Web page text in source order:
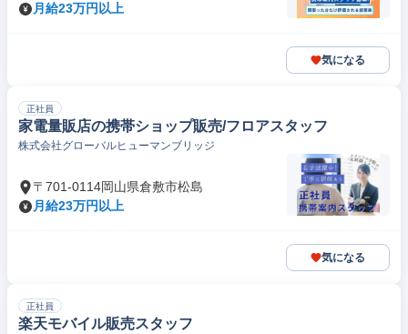
月給23万円以上
気になる
正社員
家電量販店の携帯ショップ販売/フロアスタッフ
株式会社グローバルヒューマンブリッジ
〒701-0114岡山県倉敷市松島
月給23万円以上
気になる
正社員
楽天モバイル販売スタッフ